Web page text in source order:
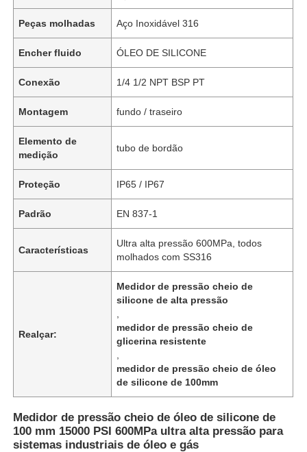
Produtos
Peças molhadas Aço Inoxidável 316
Encher fluido ÓLEO DE SILICONE
Conexão 1/4 1/2 NPT BSP PT
Montagem fundo / traseiro
Elemento de
medição
tubo de bordão
Proteção IP65 / IP67
Padrão EN 837-1
Características
Ultra alta pressão 600MPa, todos
molhados com SS316
Realçar:
Medidor de pressão cheio de
silicone de alta pressão
medidor de pressão cheio de
glicerina resistente
medidor de pressão cheio de óleo
de silicone de 100mm
Medidor de pressão cheio de óleo de silicone de
100 mm 15000 PSI 600MPa ultra alta pressão para
sistemas industriais de óleo e gás